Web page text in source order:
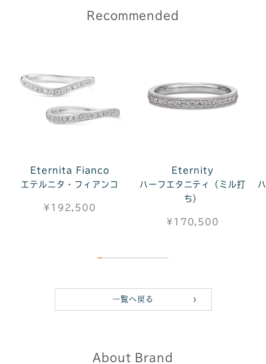
Recommended
Eternita Fianco
エテルニタ・フィアンコ
¥192,500
Eternity
ハーフエタニティ（ミル打
ち）
¥170,500
一覧へ戻る
About Brand